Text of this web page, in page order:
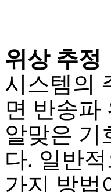
위상 추정
시스템의
면 반송파
알맞은 기
다. 일반
가지 방법